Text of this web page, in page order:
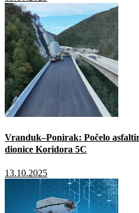
Vranduk–Ponirak: Počelo
dionice Koridora 5C
13.10.2025